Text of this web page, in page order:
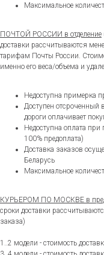
Максимальное
ПОЧТОЙ РОССИИ в отделение
доставки рассчитываются
тарифам Почты России.
именно его веса/объема и
Недоступна примерка
Доступен отсроченный
дороги оплачивает
Недоступна оплата при
100% предоплата)
Доставка заказов
Беларусь
Максимальное
КУРЬЕРОМ ПО МОСКВЕ в
сроки доставки
заказа)
1..2 модели - стоимость